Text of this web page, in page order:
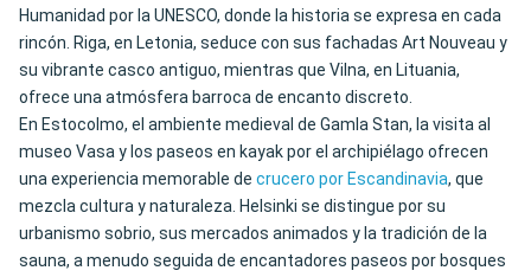
Humanidad por la UNESCO, donde la historia se expresa en cada
rincón. Riga, en Letonia, seduce con sus fachadas Art Nouveau y
su vibrante casco antiguo, mientras que Vilna, en Lituania,
ofrece una atmósfera barroca de encanto discreto.
En Estocolmo, el ambiente medieval de Gamla Stan, la visita al
museo Vasa y los paseos en kayak por el archipiélago ofrecen
una experiencia memorable de crucero por Escandinavia, que
mezcla cultura y naturaleza. Helsinki se distingue por su
urbanismo sobrio, sus mercados animados y la tradición de la
sauna, a menudo seguida de encantadores paseos por bosques